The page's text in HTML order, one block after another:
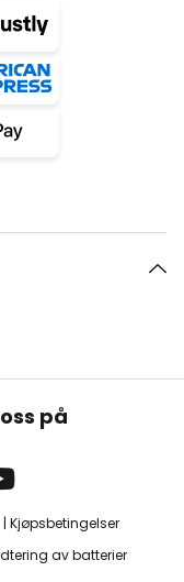
på
Kjøpsbetingelser
av batterier